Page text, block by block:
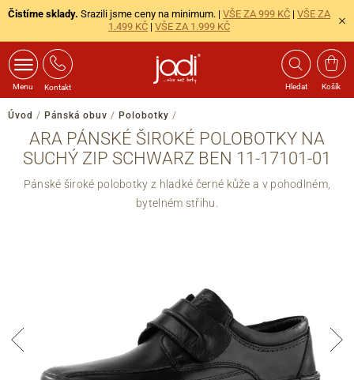
Čistíme sklady. Srazili jsme ceny na minimum. | VŠE ZA 999 KČ | VŠE ZA
1.499 KČ | VŠE ZA 1.999 KČ
Menu Kontakt Hledat Košík
Úvod / Pánská obuv / Polobotky /
ARA PÁNSKÉ ŠIROKÉ POLOBOTKY NA
SUCHÝ ZIP SCHWARZ BEN 11-17101-01
Pánské široké polobotky z hladké černé kůže a v pohodlném,
bytelném střihu.